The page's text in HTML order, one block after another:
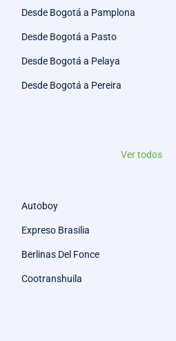
Desde Bogotá a Pamplona
Desde Bogotá a Pasto
Desde Bogotá a Pelaya
Desde Bogotá a Pereira
Ver todos
Autoboy
Expreso Brasilia
Berlinas Del Fonce
Cootranshuila